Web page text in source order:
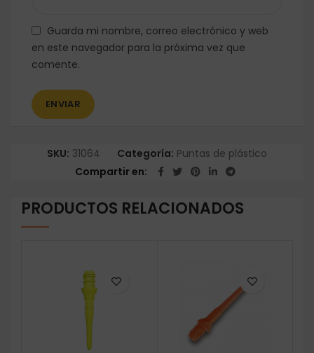
Guarda mi nombre, correo electrónico y web
en este navegador para la próxima vez que
comente.
SKU: 31064 Categoría: Puntas de plástico
Compartir en
PRODUCTOS RELACIONADOS